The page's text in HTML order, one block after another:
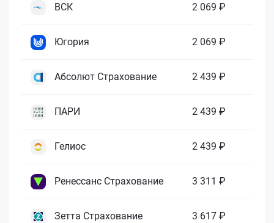
ВСК 2 069 ₽
Югория 2 069 ₽
Абсолют Страхование 2 439 ₽
ПАРИ 2 439 ₽
Гелиос 2 439 ₽
Ренессанс Страхование 3 311 ₽
Зетта Страхование 3 617 ₽